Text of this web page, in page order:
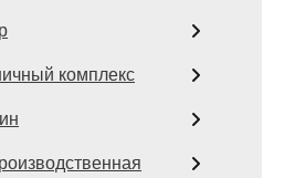
комплекс